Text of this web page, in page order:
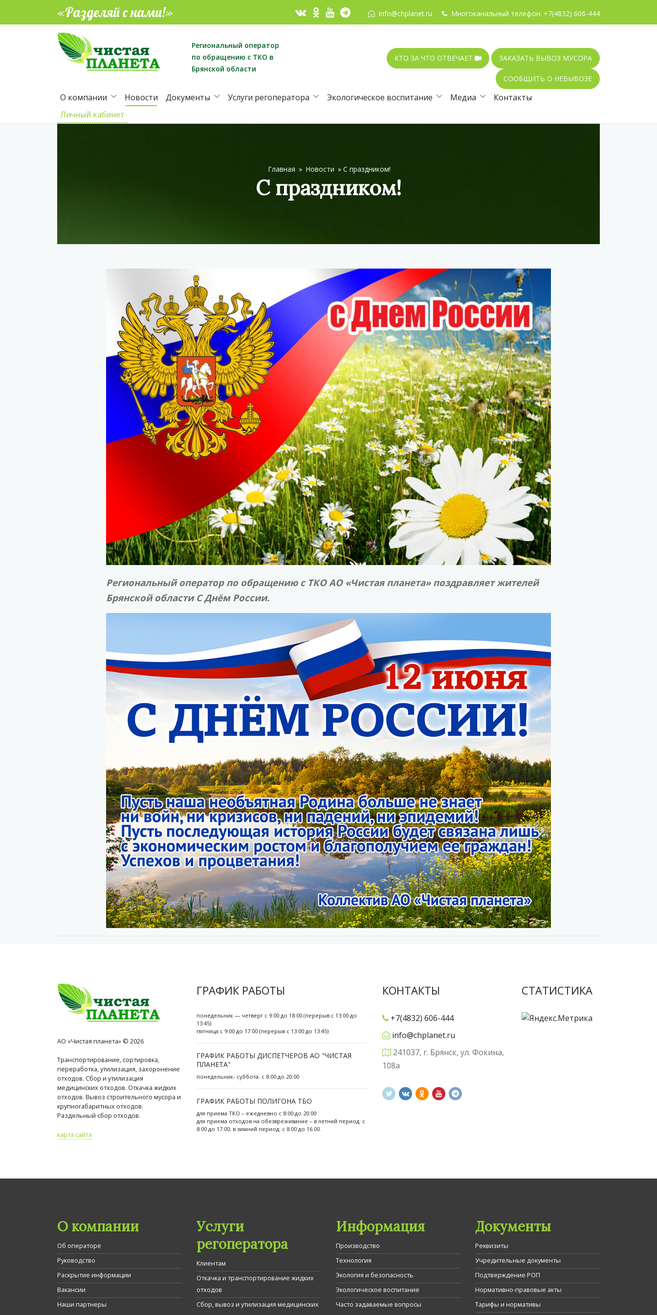
«Разделяй с нами!» info@chplanet.ru Многоканальный телефон: +7(4832) 606-444
Региональный оператор
по обращению с ТКО в
Брянской области
КТО ЗА ЧТО ОТВЕЧАЕТ ЗАКАЗАТЬ ВЫВОЗ МУСОРА
СООБЩИТЬ О НЕВЫВОЗЕ
О компании Новости Документы Услуги регоператора Экологическое воспитание Медиа
Контакты
Личный кабинет
Главная » Новости » С праздником!
С праздником!
Региональный оператор по обращению с ТКО АО «Чистая планета» поздравляет жителей
Брянской области С Днём России.
АО «Чистая планета» © 2026
Транспортирование, сортировка,
переработка, утилизация, захоронение
отходов. Сбор и утилизация
медицинских отходов. Откачка жидких
отходов. Вывоз строительного мусора и
крупногабаритных отходов.
Раздельный сбор отходов.
карта сайта
ГРАФИК РАБОТЫ
понедельник — четверг с 9:00 до 18:00 (перерыв с 13:00 до
13:45)
пятница с 9:00 до 17:00 (перерыв с 13:00 до 13:45)
ГРАФИК РАБОТЫ ДИСПЕТЧЕРОВ АО "ЧИСТАЯ
ПЛАНЕТА"
понедельник- суббота: с 8:00 до 20:00
ГРАФИК РАБОТЫ ПОЛИГОНА ТБО
для приема ТКО – ежедневно с 8:00 до 20:00
для приема отходов на обезвреживание – в летний период: с
8:00 до 17:00; в зимний период: с 8:00 до 16.00.
КОНТАКТЫ
+7(4832) 606-444
info@chplanet.ru
241037, г. Брянск, ул. Фокина,
108а
СТАТИСТИКА
О компании
Об операторе
Руководство
Раскрытие информации
Вакансии
Наши партнеры
Услуги
регоператора
Клиентам
Откачка и транспортирование жидких
отходов
Сбор, вывоз и утилизация медицинских
Информация
Производство
Технология
Экология и безопасность
Экологическое воспитание
Часто задаваемые вопросы
Документы
Реквизиты
Учредительные документы
Подтверждение РОП
Нормативно-правовые акты
Тарифы и нормативы